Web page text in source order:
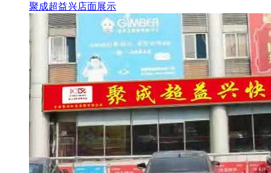
聚成超益兴店面展示